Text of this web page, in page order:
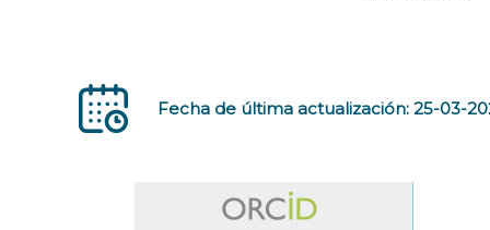
Fecha de última actualización: 25-03-